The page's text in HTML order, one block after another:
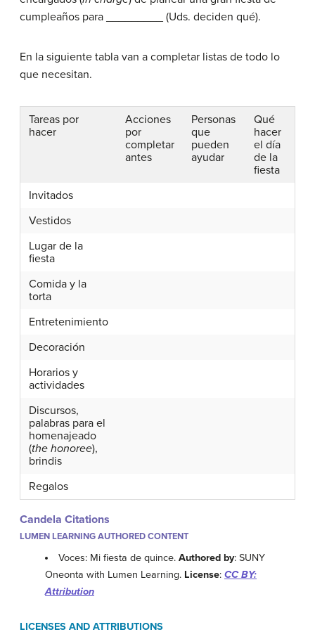
cumpleaños para _________ (Uds. deciden qué).
En la siguiente tabla van a completar listas de todo lo
que necesitan.
Tareas por
hacer
Acciones
por
completar
antes
Personas
que
pueden
ayudar
Qué
hacer
el día
de la
fiesta
Invitados
Vestidos
Lugar de la
fiesta
Comida y la
torta
Entretenimiento
Decoración
Horarios y
actividades
Discursos,
palabras para el
homenajeado
(the honoree),
brindis
Regalos
Candela Citations
LUMEN LEARNING AUTHORED CONTENT
Voces: Mi fiesta de quince.Authored by: SUNY
Oneonta with Lumen Learning. License: CC BY:
Attribution
LICENSES AND ATTRIBUTIONS